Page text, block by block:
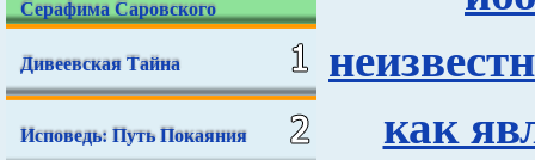
Серафима Саровского
Дивеевская Тайна
Исповедь: Путь Покаяния
как